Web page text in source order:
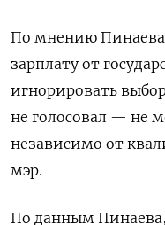
По мнению
зарплату от
игнорировать
не голосовал — не
независимо от
мэр.
По данным